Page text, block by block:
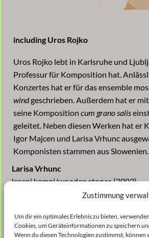
Zustimmung
Um dir ein optimales Erlebnis zu bieten,
Cookies, um Geräteinformationen zu speichern
Wenn du diesen Technologien zustimmst, können
including Uros Rojko
Uros Rojko lebt in Karlsruhe und
Professur für Komposition hat.
Konzertes hat er für das ensemble
windgeschrieben. Außerdem hat er
seine Komposition cum grano salis
geleitet. Neben diesen Werken hat er
Igor Majcen und Larisa Vrhunc
Komponisten stammen aus Slowenien.
Larisa Vrhunc
leseni kamni/wooden stones (2003)
stone wind (2005)